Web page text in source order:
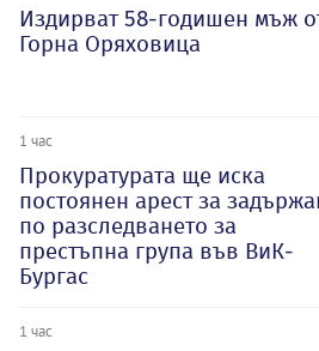
Издирват 58-годишен мъж
Горна Оряховица
1 час
Прокуратурата ще иска
постоянен арест за
по разследването за
престъпна група във ВиК-
Бургас
1 час